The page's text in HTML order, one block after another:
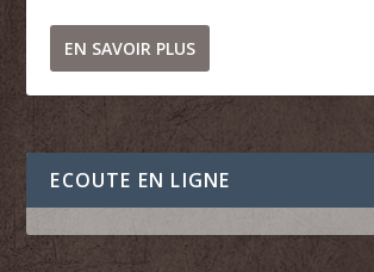
EN SAVOIR PLUS
ECOUTE EN LIGNE